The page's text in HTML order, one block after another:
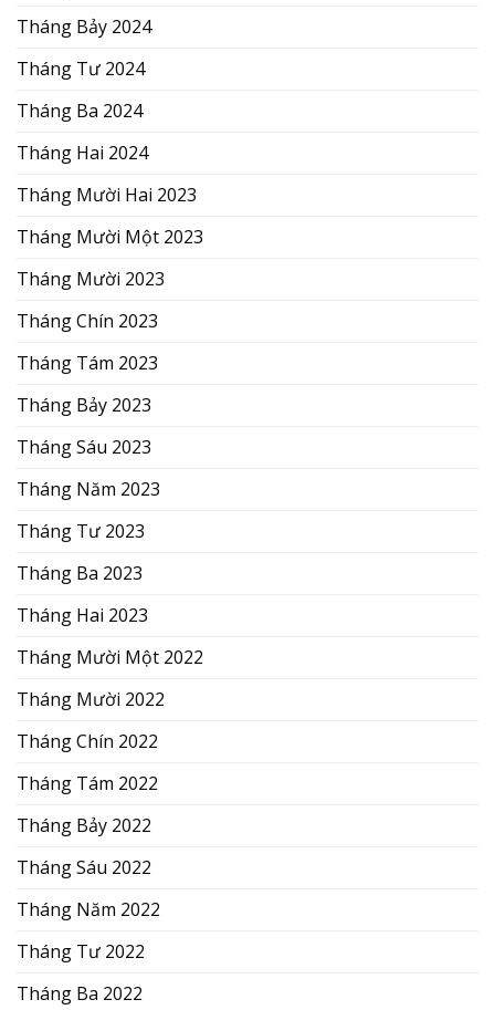
Tháng Bảy 2024
Tháng Tư 2024
Tháng Ba 2024
Tháng Hai 2024
Tháng Mười Hai 2023
Tháng Mười Một 2023
Tháng Mười 2023
Tháng Chín 2023
Tháng Tám 2023
Tháng Bảy 2023
Tháng Sáu 2023
Tháng Năm 2023
Tháng Tư 2023
Tháng Ba 2023
Tháng Hai 2023
Tháng Mười Một 2022
Tháng Mười 2022
Tháng Chín 2022
Tháng Tám 2022
Tháng Bảy 2022
Tháng Sáu 2022
Tháng Năm 2022
Tháng Tư 2022
Tháng Ba 2022